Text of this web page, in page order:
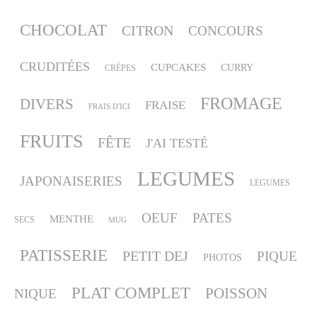
CHOCOLAT CITRON CONCOURS
CRUDITÉES CRÈPES CUPCAKES CURRY
DIVERS FRAIS D'ICI FRAISE FROMAGE
FRUITS FÊTE J'AI TESTÉ
JAPONAISERIES LEGUMES LEGUMES
SECS MENTHE MUG OEUF PATES
PATISSERIE PETIT DEJ PHOTOS PIQUE
NIQUE PLAT COMPLET POISSON